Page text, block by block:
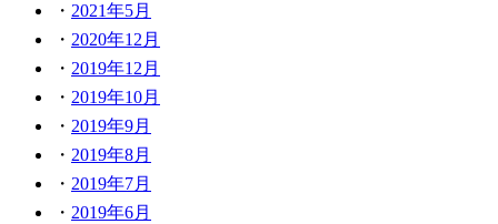
2021年5月
2020年12月
2019年12月
2019年10月
2019年9月
2019年8月
2019年7月
2019年6月